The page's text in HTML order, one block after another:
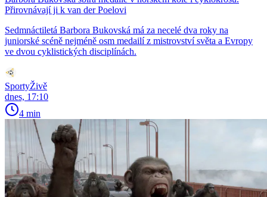
Přirovnávají ji k van der Poelovi
Sedmnáctiletá Barbora Bukovská má za necelé dva roky na
juniorské scéně nejméně osm medailí z mistrovství světa a Evropy
ve dvou cyklistických disciplínách.
SportyŽivě
dnes, 17:10
4 min